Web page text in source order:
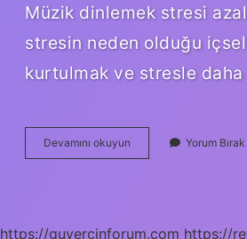
Müzik dinlemek stresi
stresin neden olduğu
kurtulmak ve stresle
Devamını okuyun
Dinlerken
Yorum Bırak
https://guvercinforum.com https://